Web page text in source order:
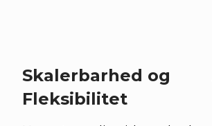
Skalerbarhed og
Fleksibilitet